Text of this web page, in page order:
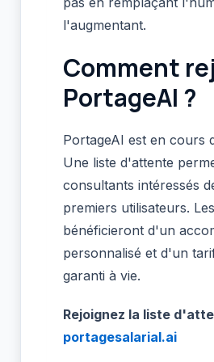
l'augmentant.
Comment
PortageAI ?
PortageAI est en cours
Une liste d'attente
consultants intéressés
premiers utilisateurs.
bénéficieront d'un
personnalisé et d'un
garanti à vie.
Rejoignez la liste
portagesalarial.ai